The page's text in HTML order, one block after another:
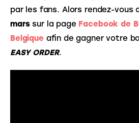
par les fans. Alors rendez-vous
mars sur la page Facebook de
Belgique afin de gagner votre
EASY ORDER.